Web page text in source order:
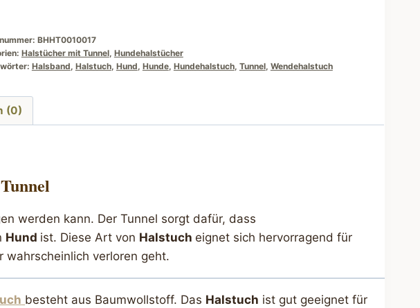
BHHT0010017
Halstücher mit Tunnel, Hundehalstücher
Halsband, Halstuch, Hund, Hunde, Hundehalstuch, Tunnel, Wendehalstuch
(0)
werden kann. Der Tunnel sorgt dafür, dass
Hund ist. Diese Art von Halstucheignet sich hervorragend für
wahrscheinlich verloren geht.
besteht aus Baumwollstoff. Das Halstuch ist gut geeignet für